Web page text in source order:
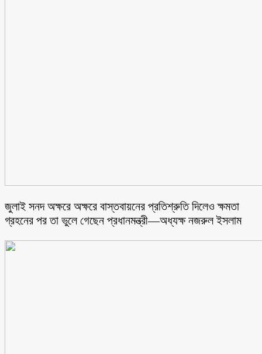
জুলাই সনদ অক্ষরে অক্ষরে বাস্তবায়নের প্রতিশ্রুতি দিলেও ক্ষমতা
গ্রহনের পর তা ভুলে গেছেন প্রধানমন্ত্রী—অধ্যক্ষ নজরুল ইসলাম